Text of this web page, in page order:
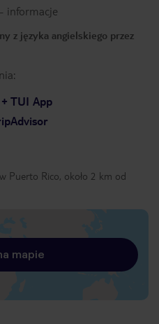
- informacje
z języka angielskiego przez
TUI App
Puerto Rico, około 2 km od
mapie